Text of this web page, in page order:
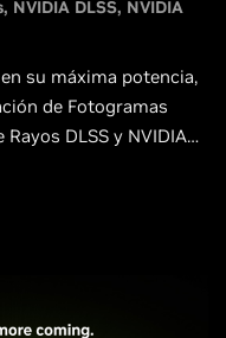
NVIDIA DLSS NVIDIA
su máxima potencia,
de Fotogramas
DLSS y NVIDIA